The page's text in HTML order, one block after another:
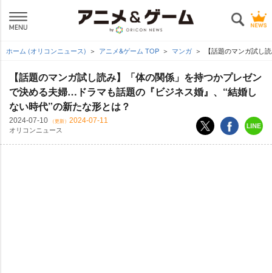
ホーム (オリコンニュース) アニメ&ゲーム TOP マンガ 【話題のマンガ試し
【話題のマンガ試し読み】「体の関係」を持つかプレゼン
で決める夫婦…ドラマも話題の『ビジネス婚』、“結婚し
ない時代”の新たな形とは？
2024-07-10 （更新） 2024-07-11
オリコンニュース